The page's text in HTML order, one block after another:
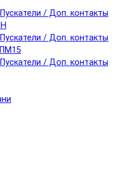
/ Доп. контакты
/ Доп. контакты
/ Доп. контакты